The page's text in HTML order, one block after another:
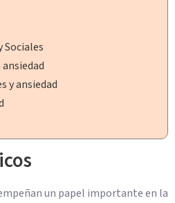
Sociales
y ansiedad
un papel importante en la